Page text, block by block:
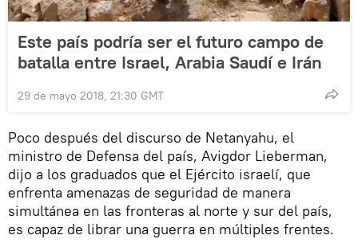
Este país podría ser el futuro campo de
batalla entre Israel, Arabia Saudí e Irán
29 de mayo 2018, 21:30 GMT
Poco después del discurso de Netanyahu, el
ministro de Defensa del país, Avigdor Lieberman,
dijo a los graduados que el Ejército israelí, que
enfrenta amenazas de seguridad de manera
simultánea en las fronteras al norte y sur del país,
es capaz de librar una guerra en múltiples frentes.